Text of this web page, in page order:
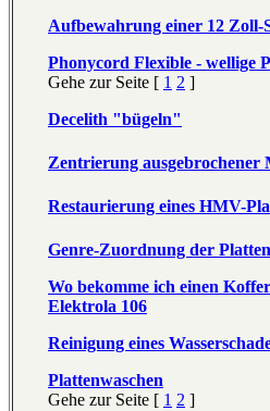
Aufbewahrung einer 12 Zoll-
Phonycord Flexible - wellige
Gehe zur Seite [ 1 2 ]
Decelith "bügeln"
Zentrierung ausgebrochener
Restaurierung eines HMV-
Genre-Zuordnung der Platten
Wo bekomme ich einen
Elektrola 106
Reinigung eines
Plattenwaschen
Gehe zur Seite [ 1 2 ]